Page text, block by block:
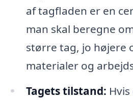
af tagfladen er en
man skal beregne
større tag, jo højere
materialer og
Tagets tilstand: